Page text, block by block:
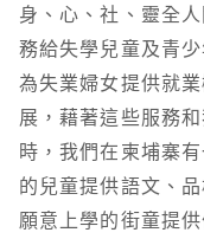
身、心、社、靈全
務給失學兒童及青
為失業婦女提供就
展，藉著這些服務
時，我們在柬埔寨
的兒童提供語文、
願意上學的街童提